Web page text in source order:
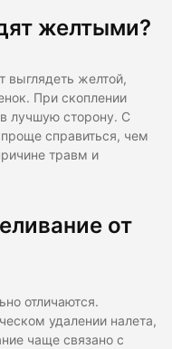
желтыми?
выглядеть желтой,
При скоплении
лучшую сторону. С
справиться, чем
травм и
от
отличаются.
удалении налета,
чаще связано с